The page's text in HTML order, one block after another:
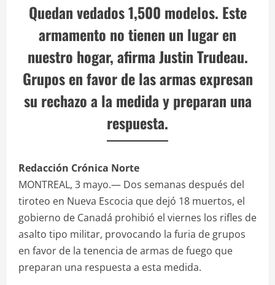
Quedan vedados 1,500 modelos. Este
armamento no tienen un lugar en
nuestro hogar, afirma Justin Trudeau.
Grupos en favor de las armas expresan
su rechazo a la medida y preparan una
respuesta.
Redacción Crónica Norte
MONTREAL, 3 mayo.— Dos semanas después del
tiroteo en Nueva Escocia que dejó 18 muertos, el
gobierno de Canadá prohibió el viernes los rifles de
asalto tipo militar, provocando la furia de grupos
en favor de la tenencia de armas de fuego que
preparan una respuesta a esta medida.